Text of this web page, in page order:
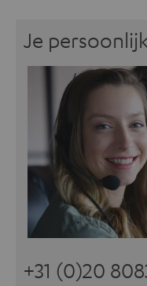
Je
+31 (0)20